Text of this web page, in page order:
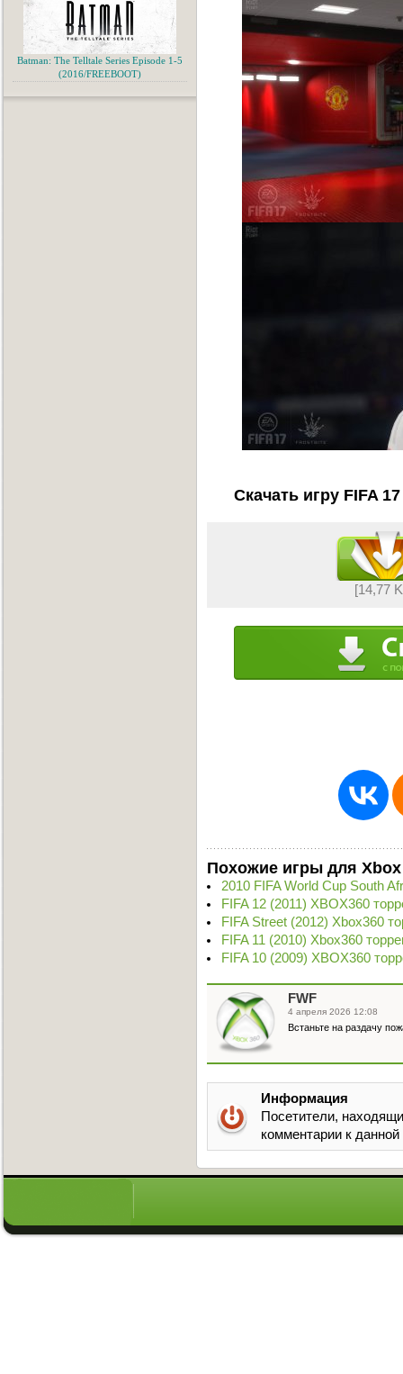
Скачать игру FIFA
[14,77
Похожие игры для Xbox
2010 FIFA World Cup South
FIFA 12 (2011) XBOX360
FIFA Street (2012) Xbox360
FIFA 11 (2010) Xbox360
FIFA 10 (2009) XBOX360
FWF
4 апреля 2026 12:08
Встаньте на раздачу
Информация
Посетители,
комментарии к
Batman: The Telltale Series Episode 1-5
(2016/FREEBOOT)